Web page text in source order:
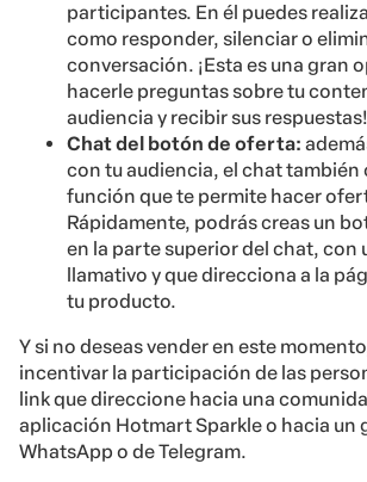
participantes. En él puedes
como responder, silenciar o
conversación. ¡Esta es una gran
hacerle preguntas sobre tu
audiencia y recibir sus respuestas!
Chat del botón de oferta:
con tu audiencia, el chat también
función que te permite hacer
Rápidamente, podrás creas un
en la parte superior del chat, con
llamativo y que direcciona a la
tu producto.
Y si no deseas vender en este
incentivar la participación de las
link que direccione hacia una
aplicación Hotmart Sparkle o hacia un
WhatsApp o de Telegram.